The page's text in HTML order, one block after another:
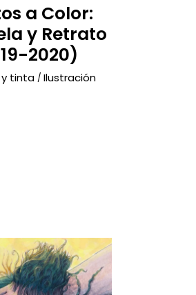
a Color:
y Retrato
2020)
tinta Ilustración